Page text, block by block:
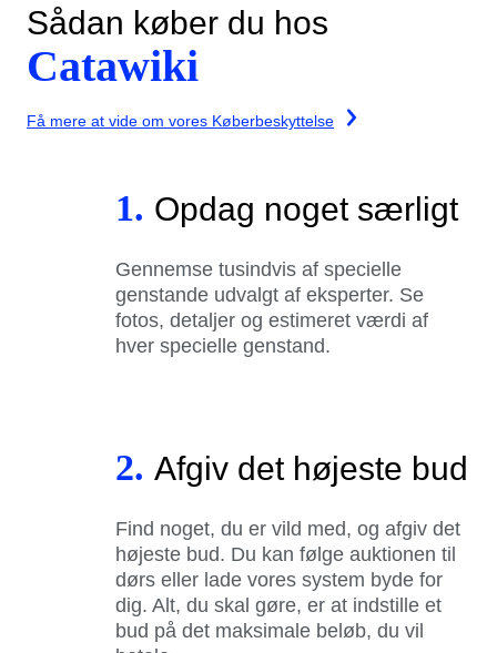
Sådan køber du hos
Catawiki
Få mere at vide om vores Køberbeskyttelse
1. Opdag noget særligt
Gennemse tusindvis af specielle
genstande udvalgt af eksperter. Se
fotos, detaljer og estimeret værdi af
hver specielle genstand.
2. Afgiv det højeste bud
Find noget, du er vild med, og afgiv det
højeste bud. Du kan følge auktionen til
dørs eller lade vores system byde for
dig. Alt, du skal gøre, er at indstille et
bud på det maksimale beløb, du vil